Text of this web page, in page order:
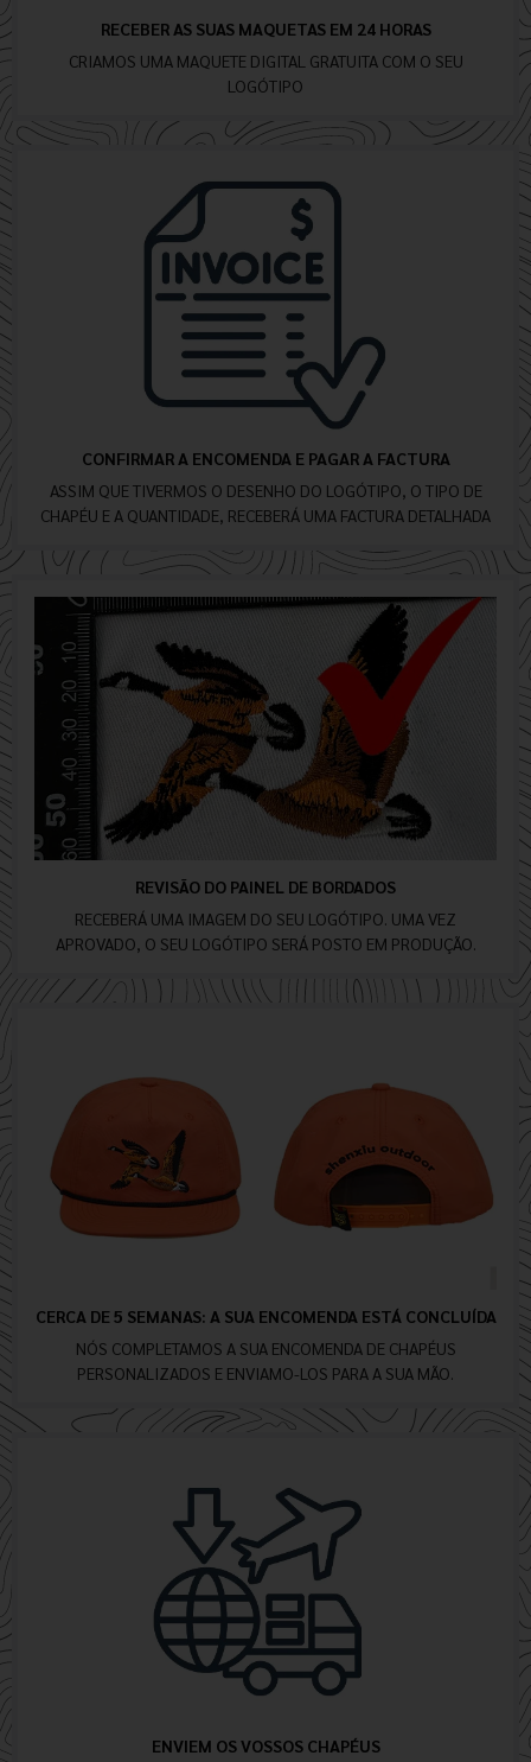
RECEBER AS SUAS MAQUETAS EM 24 HORAS
CRIAMOS UMA MAQUETE DIGITAL GRATUITA COM O SEU
LOGÓTIPO
CONFIRMAR A ENCOMENDA E PAGAR A FACTURA
ASSIM QUE TIVERMOS O DESENHO DO LOGÓTIPO, O TIPO DE
CHAPÉU E A QUANTIDADE, RECEBERÁ UMA FACTURA DETALHADA
REVISÃO DO PAINEL DE BORDADOS
RECEBERÁ UMA IMAGEM DO SEU LOGÓTIPO. UMA VEZ
APROVADO, O SEU LOGÓTIPO SERÁ POSTO EM PRODUÇÃO.
CERCA DE 5 SEMANAS: A SUA ENCOMENDA ESTÁ CONCLUÍDA
NÓS COMPLETAMOS A SUA ENCOMENDA DE CHAPÉUS
PERSONALIZADOS E ENVIAMO-LOS PARA A SUA MÃO.
ENVIEM OS VOSSOS CHAPÉUS